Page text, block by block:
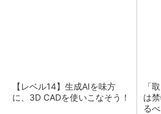
【レベル14】生成AIを味方
に、3D CADを使いこなそう！
「
は
る